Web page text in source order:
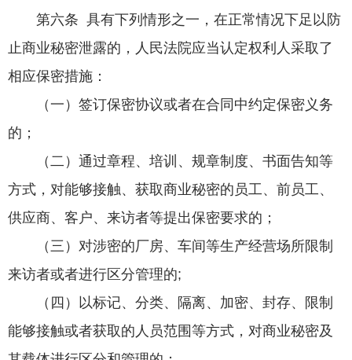
第六条 具有下列情形之一，在正常情况下足以防
止商业秘密泄露的，人民法院应当认定权利人采取了
相应保密措施：
（一）签订保密协议或者在合同中约定保密义务
的；
（二）通过章程、培训、规章制度、书面告知等
方式，对能够接触、获取商业秘密的员工、前员工、
供应商、客户、来访者等提出保密要求的；
（三）对涉密的厂房、车间等生产经营场所限制
来访者或者进行区分管理的;
（四）以标记、分类、隔离、加密、封存、限制
能够接触或者获取的人员范围等方式，对商业秘密及